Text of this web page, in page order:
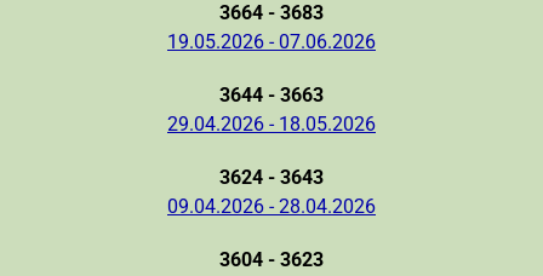
3664 - 3683
19.05.2026 - 07.06.2026
3644 - 3663
29.04.2026 - 18.05.2026
3624 - 3643
09.04.2026 - 28.04.2026
3604 - 3623